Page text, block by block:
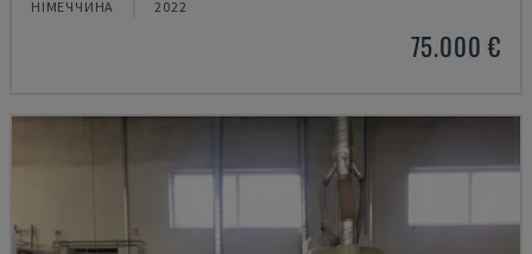
НІМЕЧЧИНА 2022
75.000 €